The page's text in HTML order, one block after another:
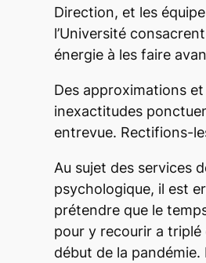
Direction, et les
l’Université
énergie à les faire
Des approximations et
inexactitudes
entrevue. Rectifions-
Au sujet des services
psychologique, il est
prétendre que le
pour y recourir a triplé
début de la pandémie.